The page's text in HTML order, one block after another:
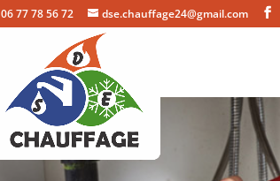
06 77 78 56 72 dse.chauffage24@gmail.com